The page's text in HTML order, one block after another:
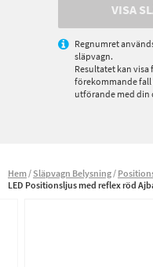
VISA
Regnumret
släpvagn.
Resultatet kan visa
förekommande fall
utförande med din
Hem Släpvagn Belysning
LED Positionsljus med reflex röd